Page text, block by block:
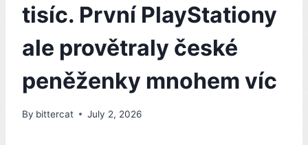
tisíc. První PlayStationy
ale provětraly české
peněženky mnohem víc
By bittercat July 2, 2026